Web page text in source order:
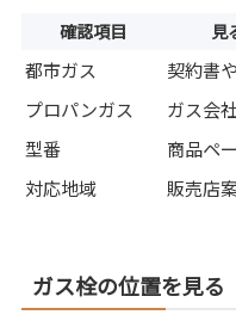
確認項目 見
都市ガス 契約書
プロパンガス
ガス会
型番
商品ペ
対応地域
販売店
ガス栓の位置を見る